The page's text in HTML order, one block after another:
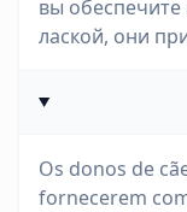
вы
лаской, они
Os donos de
fornecerem